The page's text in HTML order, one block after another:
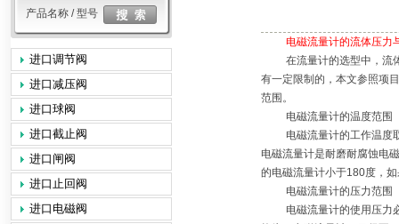
产品名称 / 型号
进口调节阀
进口减压阀
进口球阀
进口截止阀
进口闸阀
进口止回阀
进口电磁阀
电磁流量计的流体压力
在流量计的选型中，流
有一定限制的，本文参照项
范围。
电磁流量计的温度范围
电磁流量计的工作温度
电磁流量计是耐磨耐腐蚀电
的电磁流量计小于180度，
电磁流量计的压力范围
电磁流量计的使用压力